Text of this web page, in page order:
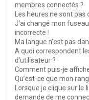
membres connectés ?
Les heures ne sont pas
J’ai changé mon
incorrecte !
Ma langue n’est pas
A quoi correspondent
d’utilisateur ?
Comment puis-je
Qu’est-ce que mon
Lorsque je clique sur le
demande de me